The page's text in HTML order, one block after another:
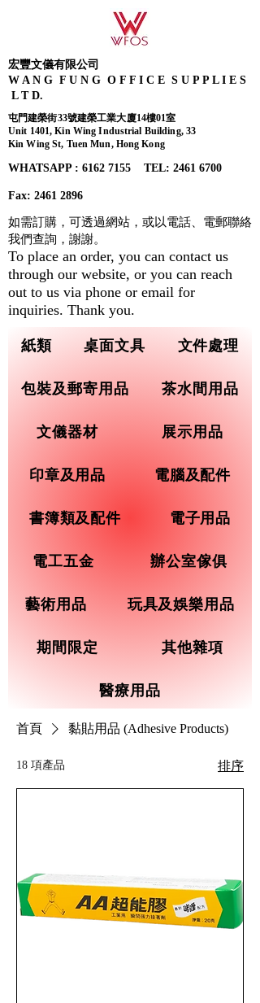
宏豐文儀有限公司
W A N G F U N G O F F I C E S U P P L I E S
L T D.
屯門建榮街33號建榮工業大廈14樓01室
Unit 1401, Kin Wing Industrial Building, 33
Kin Wing St, Tuen Mun, Hong Kong
WHATSAPP : 6162 7155​ TEL: 2461 6700
Fax: 2461 2896
紙類 桌面文具 文件處理
包裝及郵寄用品 茶水間用品
文儀器材 展示用品
印章及用品 電腦及配件
書簿類及配件 電子用品
電工五金 辦公室傢俱
藝術用品 玩具及娛樂用品
期間限定 其他雜項
醫療用品
如需訂購，可透過網站，或以電話、電郵聯絡
我們查詢， 謝謝。
To place an order, you can contact us
through our website, or you can reach
out to us via phone or email for
inquiries. Thank you.
首頁 黏貼用品 (Adhesive Products)
18 項產品 排序